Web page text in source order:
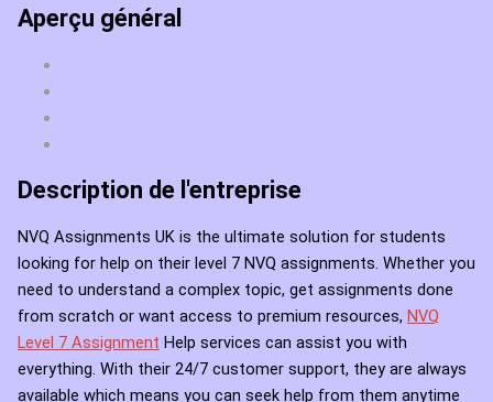
Aperçu général
Description de l'entreprise
NVQ Assignments UK is the ultimate solution for students
looking for help on their level 7 NVQ assignments. Whether you
need to understand a complex topic, get assignments done
from scratch or want access to premium resources, NVQ
Level 7 Assignment Help services can assist you with
everything. With their 24/7 customer support, they are always
available which means you can seek help from them anytime